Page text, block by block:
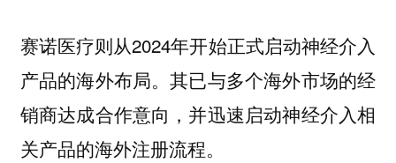
赛诺医疗则从2024年开始正式启动神经介入
产品的海外布局。其已与多个海外市场的经
销商达成合作意向，并迅速启动神经介入相
关产品的海外注册流程。